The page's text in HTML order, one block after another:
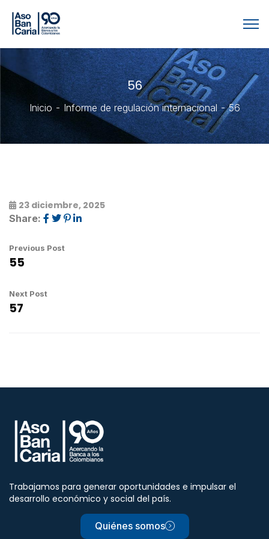
56
Inicio Informe de regulación internacional 56
23 diciembre, 2025
Share:
Previous Post
55
Next Post
57
Trabajamos para generar oportunidades e impulsar el
desarrollo económico y social del país.
Quiénes somos